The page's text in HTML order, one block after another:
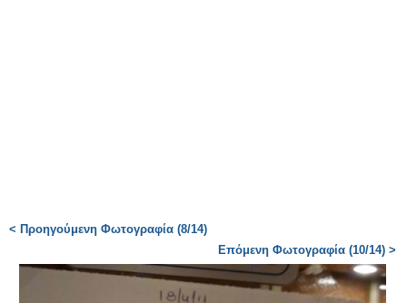
< Προηγούμενη Φωτογραφία (8/14)
Επόμενη Φωτογραφία (10/14) >